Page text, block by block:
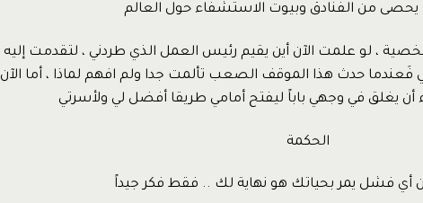
يحصى من الفنادق وبيوت الاستشفاء حول العالم
، لو علمت الآن أين يقيم رئيس العمل الذي طردني ، لتقدمت إليه
حدث هذا الموقف الصعب تألمت جدا ولم افهم لماذا ، أما الآن
يغلق في وجهي باباً ليفتح أمامي طريقا أفضل لي ولأسرتي
الحكمة
أي فشل يمر بحياتك هو نهاية لك .. فقط فكر جيداً